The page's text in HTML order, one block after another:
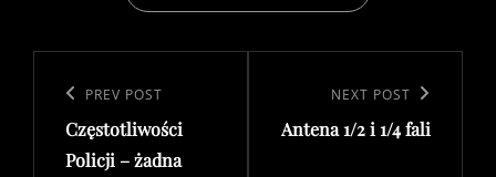
navigation
Previous
Post
PREV POST
Częstotliwości
Policji – żadna
Post
NEXT POST
Antena 1/2 i 1/4 fali